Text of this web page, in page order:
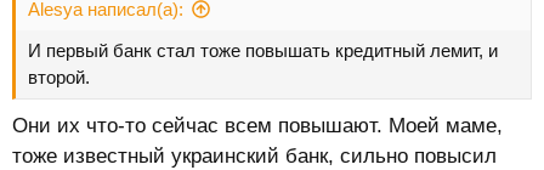
Alesya написал(а):
И первый банк стал тоже повышать кредитный лемит, и
второй.
Они их что-то сейчас всем повышают. Моей маме,
тоже известный украинский банк, сильно повысил